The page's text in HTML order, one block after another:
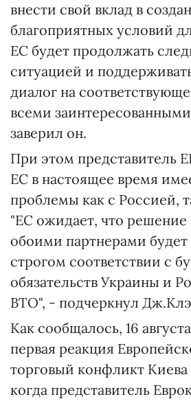
внести свой вклад в
благоприятных условий
ЕС будет продолжать
ситуацией и
диалог на
всеми
заверил он.
При этом представитель
ЕС в настоящее время
проблемы как с Россией,
"ЕС ожидает, что решение
обоими партнерами
строгом соответствии с
обязательств Украины и
ВТО", - подчеркнул
Как сообщалось, 16
первая реакция
торговый конфликт
когда представитель